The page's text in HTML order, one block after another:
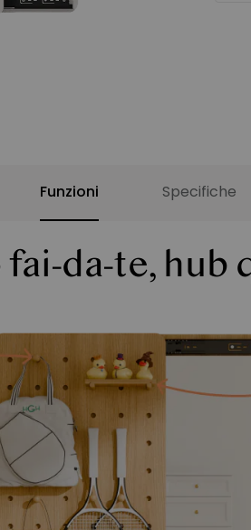
Funzioni Specifiche
da-te, hub